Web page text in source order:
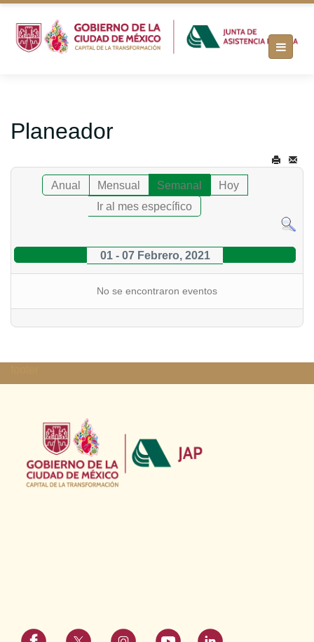
Planeador
Anual Mensual Semanal
Hoy
Ir al mes específico
01 - 07 Febrero, 2021
No se encontraron eventos